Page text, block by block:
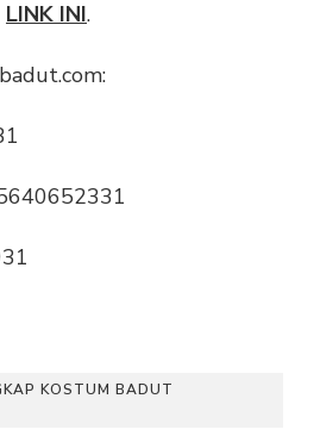
LINK INI.
KOSTUM BADUT